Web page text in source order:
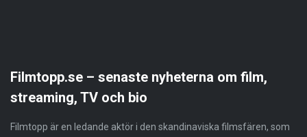
Filmtopp.se – senaste nyheterna om film,
streaming, TV och bio
Filmtopp är en ledande aktör i den skandinaviska filmsfären, som